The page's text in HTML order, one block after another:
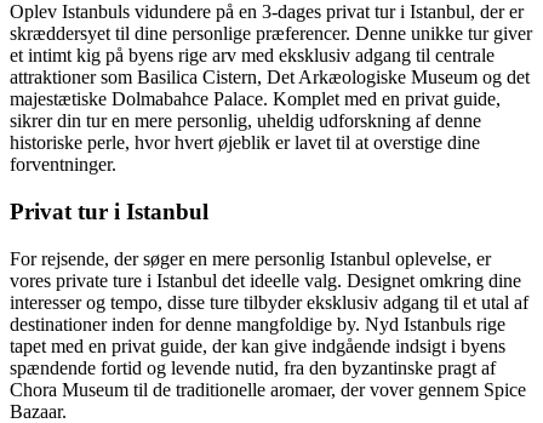
Oplev Istanbuls vidundere på en 3-dages privat tur i Istanbul, der er
skræddersyet til dine personlige præferencer. Denne unikke tur giver
et intimt kig på byens rige arv med eksklusiv adgang til centrale
attraktioner som Basilica Cistern, Det Arkæologiske Museum og det
majestætiske Dolmabahce Palace. Komplet med en privat guide,
sikrer din tur en mere personlig, uheldig udforskning af denne
historiske perle, hvor hvert øjeblik er lavet til at overstige dine
forventninger.
Privat tur i Istanbul
For rejsende, der søger en mere personlig Istanbul oplevelse, er
vores private ture i Istanbul det ideelle valg. Designet omkring dine
interesser og tempo, disse ture tilbyder eksklusiv adgang til et utal af
destinationer inden for denne mangfoldige by. Nyd Istanbuls rige
tapet med en privat guide, der kan give indgående indsigt i byens
spændende fortid og levende nutid, fra den byzantinske pragt af
Chora Museum til de traditionelle aromaer, der vover gennem Spice
Bazaar.